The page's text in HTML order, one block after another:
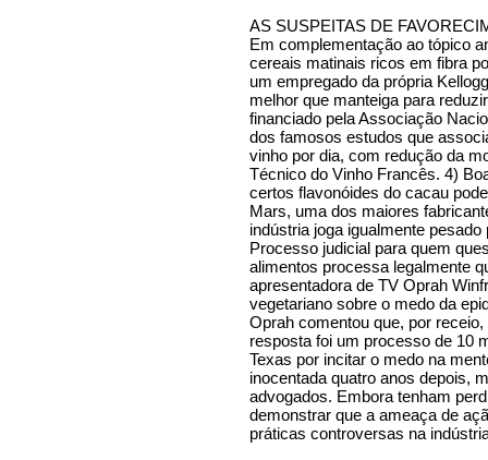
AS SUSPEITAS DE
Em complementação ao tópico
cereais matinais ricos em fibra
um empregado da própria
melhor que manteiga para
financiado pela Associação
dos famosos estudos que
vinho por dia, com redução da
Técnico do Vinho Francês. 4)
certos flavonóides do cacau
Mars, uma dos maiores
indústria joga igualmente
Processo judicial para quem
alimentos processa legalmente
apresentadora de TV Oprah
vegetariano sobre o medo da
Oprah comentou que, por
resposta foi um processo de 10
Texas por incitar o medo na
inocentada quatro anos depois,
advogados. Embora tenham
demonstrar que a ameaça de
práticas controversas na